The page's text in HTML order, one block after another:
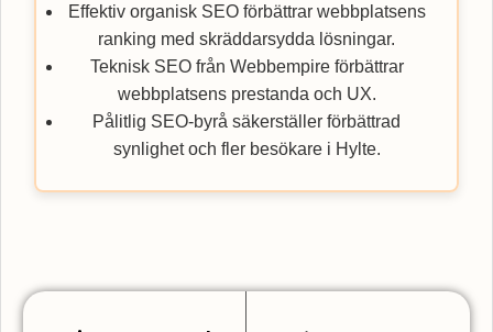
Effektiv organisk SEO förbättrar webbplatsens
ranking med skräddarsydda lösningar.
Teknisk SEO från Webbempire förbättrar
webbplatsens prestanda och UX.
Pålitlig SEO-byrå säkerställer förbättrad
synlighet och fler besökare i Hylte.